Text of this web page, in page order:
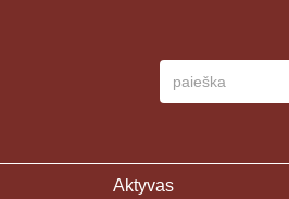
Aktyvas